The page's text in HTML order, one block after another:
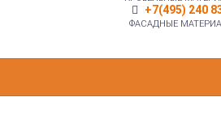
+7(495) 240
ФАСАДНЫЕ